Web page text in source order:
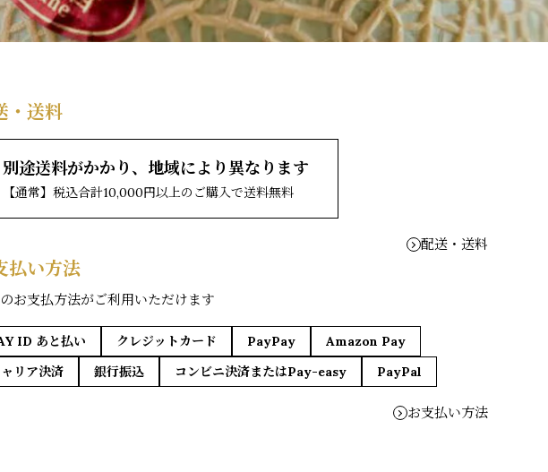
・送料
別途送料がかかり、地域により異なります
【通常】税込合計10,000円以上のご購入で送料無料
配送・送料
払い方法
お支払方法がご利用いただけます
ID あと払い クレジットカード PayPay
Amazon Pay
リア決済
銀行振込 コンビニ決済またはPay-easy PayPal
お支払い方法